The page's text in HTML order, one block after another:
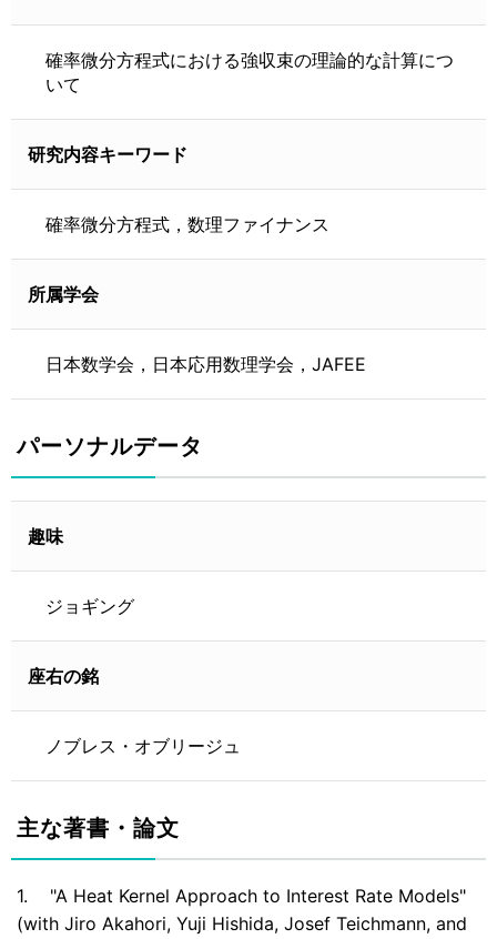
確率微分方程式における強収束の理論的な計算につ
いて
研究内容キーワード
確率微分方程式，数理ファイナンス
所属学会
日本数学会，日本応用数理学会，JAFEE
パーソナルデータ
趣味
ジョギング
座右の銘
ノブレス・オブリージュ
主な著書・論文
1. "A Heat Kernel Approach to Interest Rate Models"
(with Jiro Akahori, Yuji Hishida, Josef Teichmann, and